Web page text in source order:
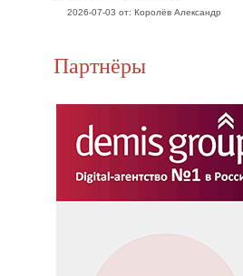
2026-07-03 от: Королёв Александр
Партнёры